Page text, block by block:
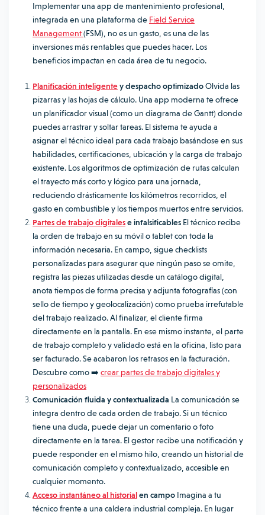
Implementar una app de mantenimiento profesional,
integrada en una plataforma de Field Service
Management(FSM), no es un gasto, es una de las
inversiones más rentables que puedes hacer. Los
beneficios impactan en cada área de tu negocio.
Planificación inteligentey despacho optimizadoOlvida las
pizarras y las hojas de cálculo. Una app moderna te ofrece
un planificador visual (como un diagrama de Gantt) donde
puedes arrastrar y soltar tareas. El sistema te ayuda a
asignar el técnico ideal para cada trabajo basándose en sus
habilidades, certificaciones, ubicación y la carga de trabajo
existente. Los algoritmos de optimización de rutas calculan
el trayecto más corto y lógico para una jornada,
reduciendo drásticamente los kilómetros recorridos, el
gasto en combustible y los tiempos muertos entre servicios.
Partes de trabajo digitalese infalsificables El técnico recibe
la orden de trabajo en su móvil o tablet con toda la
información necesaria. En campo, sigue checklists
personalizadas para asegurar que ningún paso se omite,
registra las piezas utilizadas desde un catálogo digital,
anota tiempos de forma precisa y adjunta fotografías (con
sello de tiempo y geolocalización) como prueba irrefutable
del trabajo realizado. Al finalizar, el cliente firma
directamente en la pantalla. En ese mismo instante, el parte
de trabajo completo y validado está en la oficina, listo para
ser facturado. Se acabaron los retrasos en la facturación.
Descubre como ➡️ crear partes de trabajo digitales y
personalizados
Comunicación fluida y contextualizada La comunicación se
integra dentro de cada orden de trabajo. Si un técnico
tiene una duda, puede dejar un comentario o foto
directamente en la tarea. El gestor recibe una notificación y
puede responder en el mismo hilo, creando un historial de
comunicación completo y contextualizado, accesible en
cualquier momento.
Acceso instantáneo al historialen campo Imagina a tu
técnico frente a una caldera industrial compleja. En lugar